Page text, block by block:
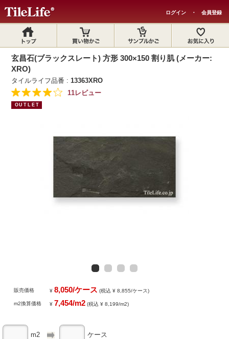
ログイン ・ 会員登録
玄昌石(ブラックスレート) 方形 300×150 割り肌 (メーカー:
XRO)
タイルライフ品番 :13363XRO
11レビュー
OUTLET
販売価格 ¥8,050/ケース (税込 ¥ 8,855/ケース)
m2換算価格 ¥ 7,454/m2 (税込 ¥ 8,199/m2)
m2 ケース